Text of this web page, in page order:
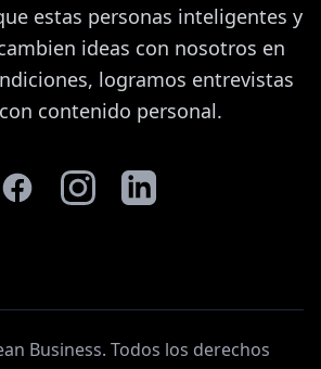
estas personas inteligentes y
ideas con nosotros en
logramos entrevistas
contenido personal.
Business. Todos los derechos